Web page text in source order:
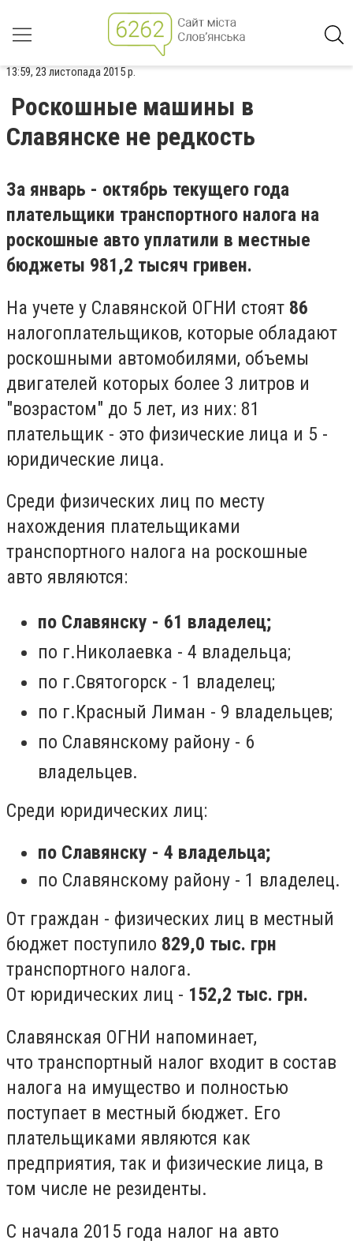
13:59, 23 листопада 2015 р.
Роскошные машины в
Славянске не редкость
За январь - октябрь текущего года
плательщики транспортного налога на
роскошные авто уплатили в местные
бюджеты 981,2 тысяч гривен.
На учете у Славянской ОГНИ стоят 86
налогоплательщиков, которые обладают
роскошными автомобилями, объемы
двигателей которых более 3 литров и
"возрастом" до 5 лет, из них: 81
плательщик - это физические лица и 5 -
юридические лица.
Среди физических лиц по месту
нахождения плательщиками
транспортного налога на роскошные
авто являются:
по Славянску - 61 владелец;
по г.Николаевка - 4 владельца;
по г.Святогорск - 1 владелец;
по г.Красный Лиман - 9 владельцев;
по Славянскому району - 6
владельцев.
Среди юридических лиц:
по Славянску - 4 владельца;
по Славянскому району - 1 владелец.
От граждан - физических лиц в местный
бюджет поступило 829,0 тыс. грн
транспортного налога.
От юридических лиц - 152,2 тыс. грн.
Славянская ОГНИ напоминает,
что транспортный налог входит в состав
налога на имущество и полностью
поступает в местный бюджет. Его
плательщиками являются как
предприятия, так и физические лица, в
том числе не резиденты.
С начала 2015 года налог на авто